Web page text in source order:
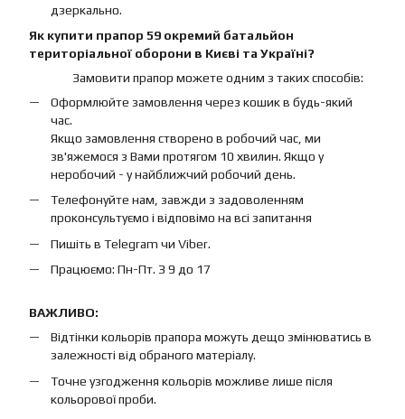
дзеркально.
Як купити прапор 59 окремий батальйон
територіальної оборони в Києві та Україні?
Замовити прапор можете одним з таких способів:
Оформлюйте замовлення через кошик в будь-який
час.
Якщо замовлення створено в робочий час, ми
зв'яжемося з Вами протягом 10 хвилин. Якщо у
неробочий - у найближчий робочий день.
Телефонуйте нам, завжди з задоволенням
проконсультуємо і відповімо на всі запитання
Пишіть в Telegram чи Viber.
Працюємо: Пн-Пт. З 9 до 17
ВАЖЛИВО:
Відтінки кольорів прапора можуть дещо змінюватись в
залежності від обраного матеріалу.
Точне узгодження кольорів можливе лише після
кольорової проби.